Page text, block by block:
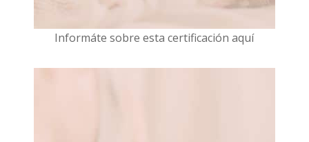
Informáte sobre esta certificación aquí